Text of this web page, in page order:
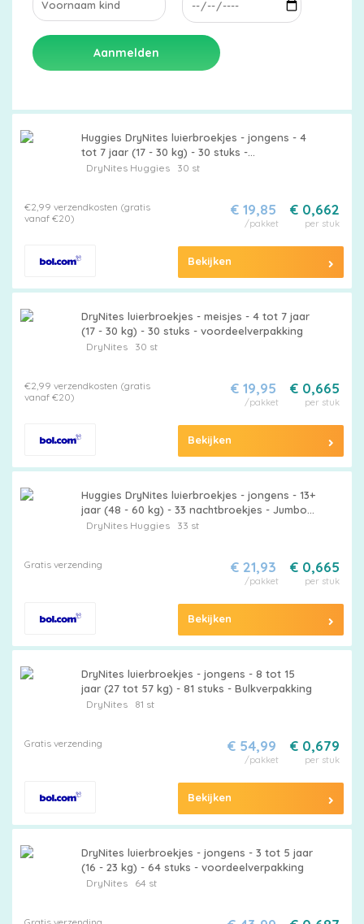
Aanmelden
Huggies DryNites luierbroekjes - jongens - 4
tot 7 jaar (17 - 30 kg) - 30 stuks -
voordeelverpakking
DryNites Huggies30 st
€2,99 verzendkosten (gratis
vanaf €20)
€ 0,662
per stuk
€ 19,85
/pakket
Bekijken
DryNites luierbroekjes - meisjes - 4 tot 7 jaar
(17 - 30 kg) - 30 stuks - voordeelverpakking
DryNites30 st
€2,99 verzendkosten (gratis
vanaf €20)
€ 0,665
per stuk
€ 19,95
/pakket
Bekijken
Huggies DryNites luierbroekjes - jongens - 13+
jaar (48 - 60 kg) - 33 nachtbroekjes - Jumbo
pack
DryNites Huggies33 st
Gratis verzending € 0,665
per stuk
€ 21,93
/pakket
Bekijken
DryNites luierbroekjes - jongens - 8 tot 15
jaar (27 tot 57 kg) - 81 stuks - Bulkverpakking
DryNites81 st
Gratis verzending € 0,679
per stuk
€ 54,99
/pakket
Bekijken
DryNites luierbroekjes - jongens - 3 tot 5 jaar
(16 - 23 kg) - 64 stuks - voordeelverpakking
DryNites64 st